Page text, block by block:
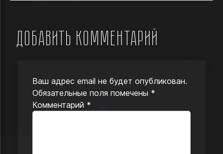
Добавить комментарий
Ваш адрес email не будет опубликован.
Обязательные поля помечены *
Комментарий *